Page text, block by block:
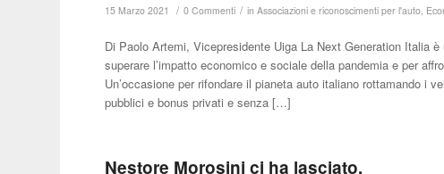
15 Marzo 2021 / 0 Commenti / inAssociazioni e riconoscimenti per l'auto,
Di Paolo Artemi, Vicepresidente Uiga La Next Generation Italia
superare l’impatto economico e sociale della pandemia e per
Un’occasione per rifondare il pianeta auto italiano rottamando i
pubblici e bonus privati e senza […]
Nestore Morosini ci ha lasciato.